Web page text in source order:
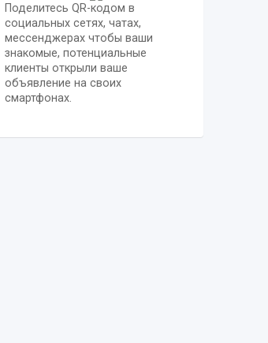
Поделитесь QR-кодом в
социальных сетях, чатах,
мессенджерах чтобы ваши
знакомые, потенциальные
клиенты открыли ваше
объявление на своих
смартфонах.